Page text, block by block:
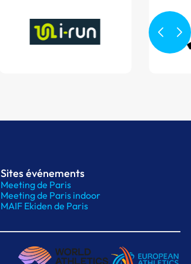
Sites événements
Meeting de Paris
Meeting de Paris indoor
MAIF Ekiden de Paris